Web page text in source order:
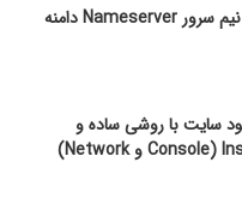
از کجا متوجه شویم نیم ‌سرور Nameserver دامنه
سایت با روشی ساده و